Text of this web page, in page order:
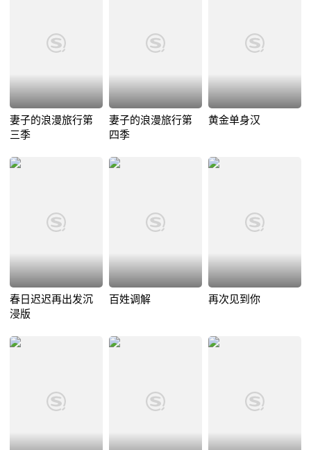
妻子的浪漫旅行第
三季
妻子的浪漫旅行第
四季
黄金单身汉
春日迟迟再出发沉
浸版
百姓调解 再次见到你